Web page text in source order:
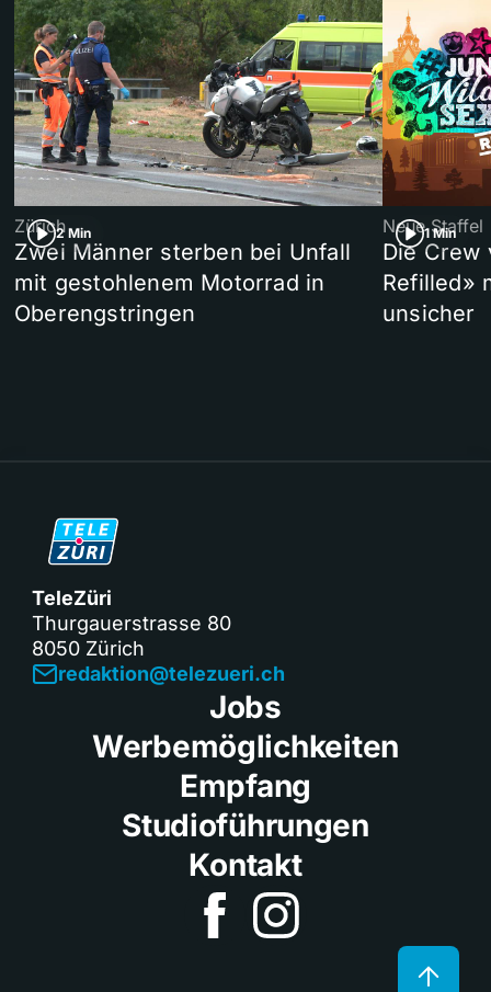
2 Min
Zürich
Zwei Männer sterben bei Unfall
mit gestohlenem Motorrad in
Oberengstringen
1 Min
Neue Staffel
Die Crew
Refilled»
unsicher
TeleZüri
Thurgauerstrasse 80
8050 Zürich
redaktion@telezueri.ch
Jobs
Werbemöglichkeiten
Empfang
Studioführungen
Kontakt